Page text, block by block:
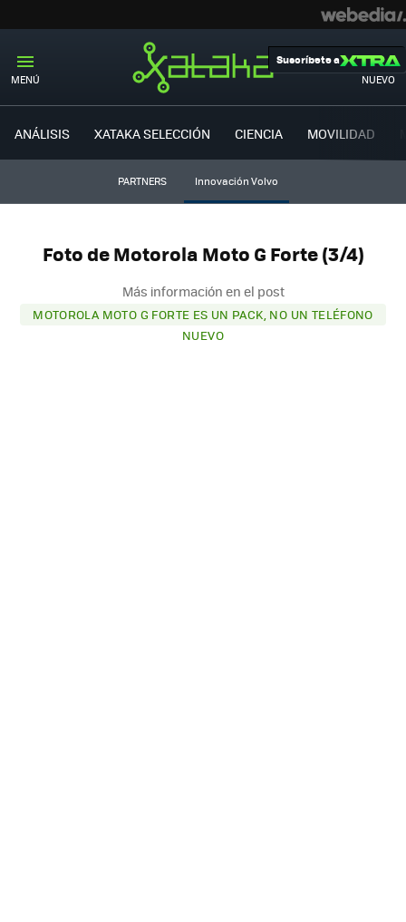
MENÚ NUEVO
Suscríbete a
ANÁLISIS XATAKA SELECCIÓN CIENCIA MOVILIDAD
PARTNERS Innovación Volvo
Foto de Motorola Moto G Forte (3/4)
Más información en el post
MOTOROLA MOTO G FORTE ES UN PACK, NO UN TELÉFONO
NUEVO